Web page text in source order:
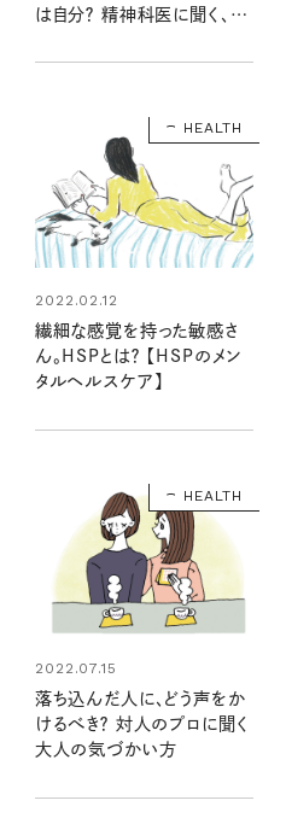
は自分？ 精神科医に聞く、会
かいとは
HEALTH
2022.02.12
繊細な感覚を持った敏感さ
ん。HSPとは？ 【HSPのメン
タルヘルスケア】
HEALTH
2022.07.15
落ち込んだ人に、どう声をか
けるべき？ 対人のプロに聞く
大人の気づかい方